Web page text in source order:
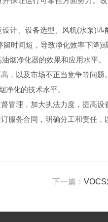
计、设备选型、风机(水泵)匹
时间短，导致净化效率下降)
烟净化器的效果和应用水平。
以及市场不正当竞争等问题
化的技术水平。
理，加大执法力度，提高设
服务合同，明确分工和责任
下一篇： VOCS